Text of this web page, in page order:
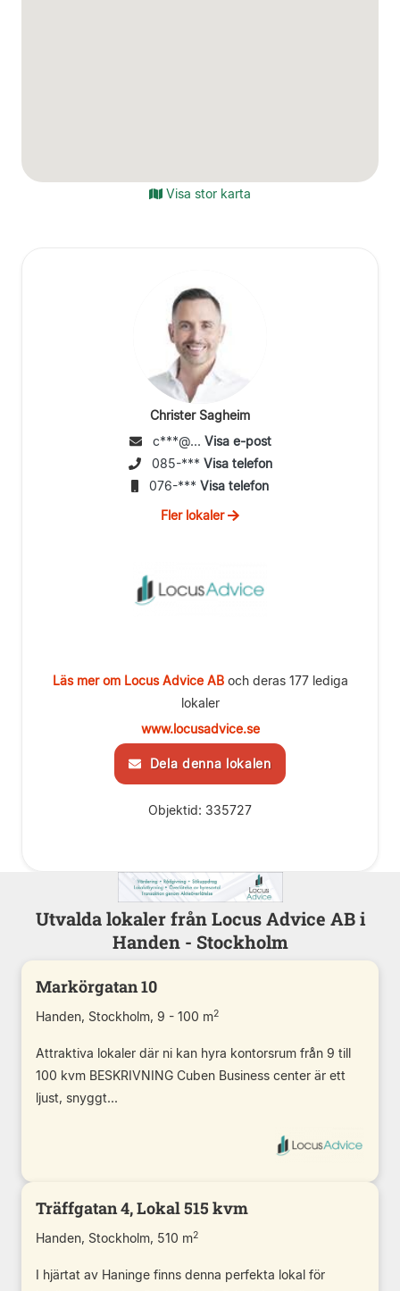
Visa stor karta
Christer Sagheim
c***@... Visa e-post
085-*** Visa telefon
076-*** Visa telefon
Fler lokaler
Läs mer om Locus Advice ABoch deras 177 lediga
lokaler
www.locusadvice.se
Dela denna lokalen
Objektid: 335727
Utvalda lokaler från Locus Advice AB i
Handen - Stockholm
Markörgatan 10
Handen, Stockholm, 9 - 100 m2
Attraktiva lokaler där ni kan hyra kontorsrum från 9 till
100 kvm BESKRIVNING Cuben Business center är ett
ljust, snyggt...
Träffgatan 4, Lokal 515 kvm
Handen, Stockholm, 510 m2
I hjärtat av Haninge finns denna perfekta lokal för